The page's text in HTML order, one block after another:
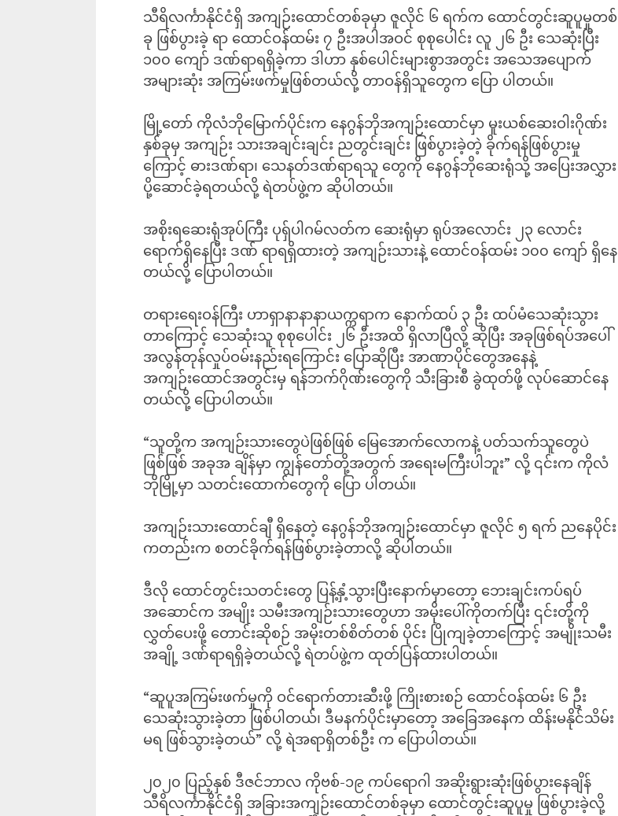
သီရိလင်္ကာနိုင်ငံရှိ အကျဉ်းထောင်တစ်ခုမှာ ဇူလိုင် ၆ ရက်က ထောင်တွင်းဆူပူမှုတစ်
ခု ဖြစ်ပွားခဲ့ ရာ ထောင်ဝန်ထမ်း ၇ ဦးအပါအဝင် စုစုပေါင်း လူ ၂၆ ဦး သေဆုံးပြီး
၁၀၀ ကျော် ဒဏ်ရာရရှိခဲ့ကာ ဒါဟာ နှစ်ပေါင်းများစွာအတွင်း အသေအပျောက်
အများဆုံး အကြမ်းဖက်မှုဖြစ်တယ်လို့ တာဝန်ရှိသူတွေက ပြော ပါတယ်။
မြို့တော် ကိုလံဘိုမြောက်ပိုင်းက နေဂွန်ဘိုအကျဉ်းထောင်မှာ မူးယစ်ဆေးဝါးဂိုဏ်း
နှစ်ခုမှ အကျဉ်း သားအချင်းချင်း ညတွင်းချင်း ဖြစ်ပွားခဲ့တဲ့ ခိုက်ရန်ဖြစ်ပွားမှု
ကြောင့် ဓားဒဏ်ရာ၊ သေနတ်ဒဏ်ရာရသူ တွေကို နေဂွန်ဘိုဆေးရုံသို့ အပြေးအလွှား
ပို့ဆောင်ခဲ့ရတယ်လို့ ရဲတပ်ဖွဲ့က ဆိုပါတယ်။
အစိုးရဆေးရုံအုပ်ကြီး ပုရှ်ပါဂမ်လတ်က ဆေးရုံမှာ ရုပ်အလောင်း ၂၃ လောင်း
ရောက်ရှိနေပြီး ဒဏ် ရာရရှိထားတဲ့ အကျဉ်းသားနဲ့ ထောင်ဝန်ထမ်း ၁၀၀ ကျော် ရှိနေ
တယ်လို့ ပြောပါတယ်။
တရားရေးဝန်ကြီး ဟာရှာနာနာနာယက္ကရာက နောက်ထပ် ၃ ဦး ထပ်မံသေဆုံးသွား
တာကြောင့် သေဆုံးသူ စုစုပေါင်း ၂၆ ဦးအထိ ရှိလာပြီလို့ ဆိုပြီး အခုဖြစ်ရပ်အပေါ်
အလွန်တုန်လှုပ်ဝမ်းနည်းရကြောင်း ပြောဆိုပြီး အာဏာပိုင်တွေအနေနဲ့
အကျဉ်းထောင်အတွင်းမှ ရန်ဘက်ဂိုဏ်းတွေကို သီးခြားစီ ခွဲထုတ်ဖို့ လုပ်ဆောင်နေ
တယ်လို့ ပြောပါတယ်။
“သူတို့က အကျဉ်းသားတွေပဲဖြစ်ဖြစ် မြေအောက်လောကနဲ့ ပတ်သက်သူတွေပဲ
ဖြစ်ဖြစ် အခုအ ချိန်မှာ ကျွန်တော်တို့အတွက် အရေးမကြီးပါဘူး” လို့ ၎င်းက ကိုလံ
ဘိုမြို့မှာ သတင်းထောက်တွေကို ပြော ပါတယ်။
အကျဉ်းသားထောင်ချီ ရှိနေတဲ့ နေဂွန်ဘိုအကျဉ်းထောင်မှာ ဇူလိုင် ၅ ရက် ညနေပိုင်း
ကတည်းက စတင်ခိုက်ရန်ဖြစ်ပွားခဲ့တာလို့ ဆိုပါတယ်။
ဒီလို ထောင်တွင်းသတင်းတွေ ပြန့်နှံ့သွားပြီးနောက်မှာတော့ ဘေးချင်းကပ်ရပ်
အဆောင်က အမျိုး သမီးအကျဉ်းသားတွေဟာ အမိုးပေါ်ကိုတက်ပြီး ၎င်းတို့ကို
လွှတ်ပေးဖို့ တောင်းဆိုစဉ် အမိုးတစ်စိတ်တစ် ပိုင်း ပြိုကျခဲ့တာကြောင့် အမျိုးသမီး
အချို့ ဒဏ်ရာရရှိခဲ့တယ်လို့ ရဲတပ်ဖွဲ့က ထုတ်ပြန်ထားပါတယ်။
“ဆူပူအကြမ်းဖက်မှုကို ဝင်ရောက်တားဆီးဖို့ ကြိုးစားစဉ် ထောင်ဝန်ထမ်း ၆ ဦး
သေဆုံးသွားခဲ့တာ ဖြစ်ပါတယ်၊ ဒီမနက်ပိုင်းမှာတော့ အခြေအနေက ထိန်းမနိုင်သိမ်း
မရ ဖြစ်သွားခဲ့တယ်” လို့ ရဲအရာရှိတစ်ဦး က ပြောပါတယ်။
၂၀၂၀ ပြည့်နှစ် ဒီဇင်ဘာလ ကိုဗစ်-၁၉ ကပ်ရောဂါ အဆိုးရွားဆုံးဖြစ်ပွားနေချိန်
သီရိလင်္ကာနိုင်ငံရှိ အခြားအကျဉ်းထောင်တစ်ခုမှာ ထောင်တွင်းဆူပူမှု ဖြစ်ပွားခဲ့လို့